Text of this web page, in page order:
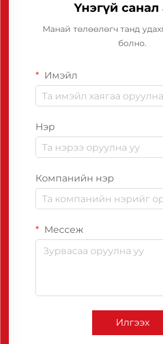
Үнэгүй санал
Манай төлөөлөгч танд
болно.
Имэйл
Нэр
Компанийн нэр
Мессеж
Илгээх